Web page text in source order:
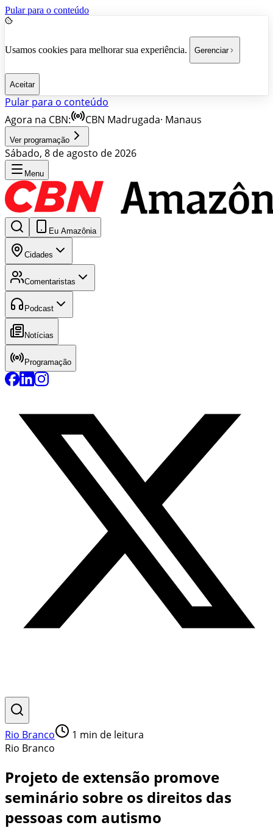
Pular para o conteúdo
Usamos cookies para melhorar sua experiência. Gerenciar
Aceitar
Pular para o conteúdo
Agora na CBN:
CBN Madrugada· Manaus
Ver programação
Sábado, 8 de agosto de 2026
Menu
Eu Amazônia
Cidades
Comentaristas
Podcast
Notícias
Programação
Rio Branco 1 min de leitura
Rio Branco
Projeto de extensão promove
seminário sobre os direitos das
pessoas com autismo